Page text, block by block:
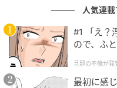
ニュースを伝える際の凛と
親しみやすく飾らない素
者の心に寄り添う温かな
人気連
#1 「え？
ので、ふ
クチャに
旦那の不倫が
最初に感